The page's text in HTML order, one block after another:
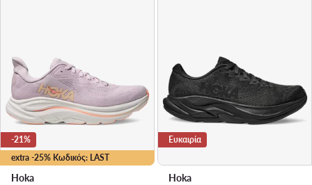
extra -25% Κωδικός: LAST
-21%
Hoka
Ευκαιρία
Hoka